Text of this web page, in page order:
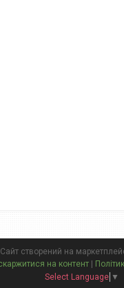
Сайт створений на
на контент
Select Language ▼